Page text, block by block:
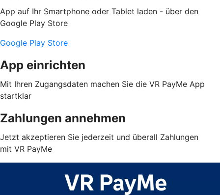
App auf Ihr Smartphone oder Tablet laden - über den
Google Play Store
Google Play Store
App einrichten
Mit Ihren Zugangsdaten machen Sie die VR PayMe App
startklar
Zahlungen annehmen
Jetzt akzeptieren Sie jederzeit und überall Zahlungen
mit VR PayMe